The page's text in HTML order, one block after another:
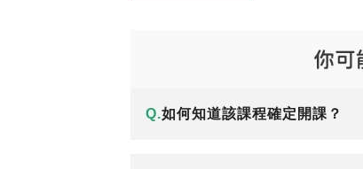
Q.如何知道該課程確定開課？